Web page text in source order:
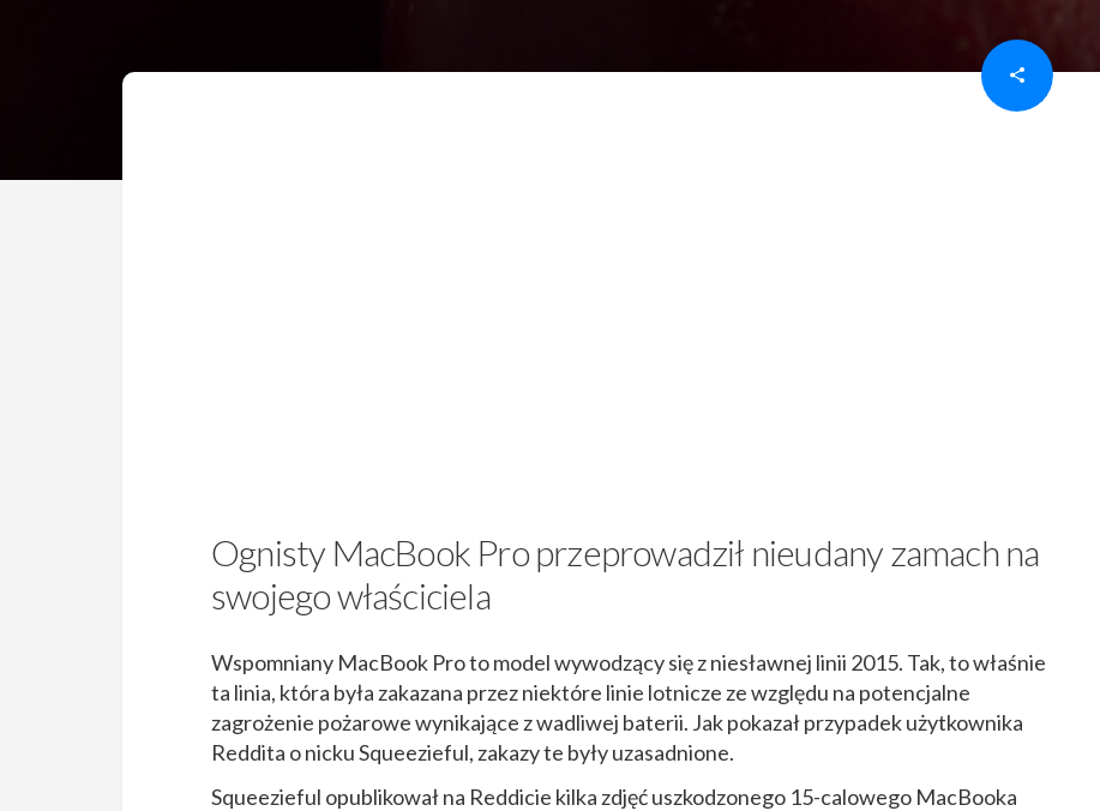
Ognisty MacBook Pro przeprowadził nieudany zamach na
swojego właściciela
Wspomniany MacBook Pro to model wywodzący się z niesławnej linii 2015. Tak, to właśnie
ta linia, która była zakazana przez niektóre linie lotnicze ze względu na potencjalne
zagrożenie pożarowe wynikające z wadliwej baterii. Jak pokazał przypadek użytkownika
Reddita o nicku Squeezieful, zakazy te były uzasadnione.
Squeezieful opublikował na Reddicie kilka zdjęć uszkodzonego 15-calowego MacBooka